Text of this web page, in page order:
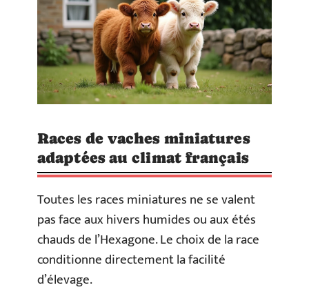
Races de vaches miniatures
adaptées au climat français
Toutes les races miniatures ne se valent
pas face aux hivers humides ou aux étés
chauds de l’Hexagone. Le choix de la race
conditionne directement la facilité
d’élevage.